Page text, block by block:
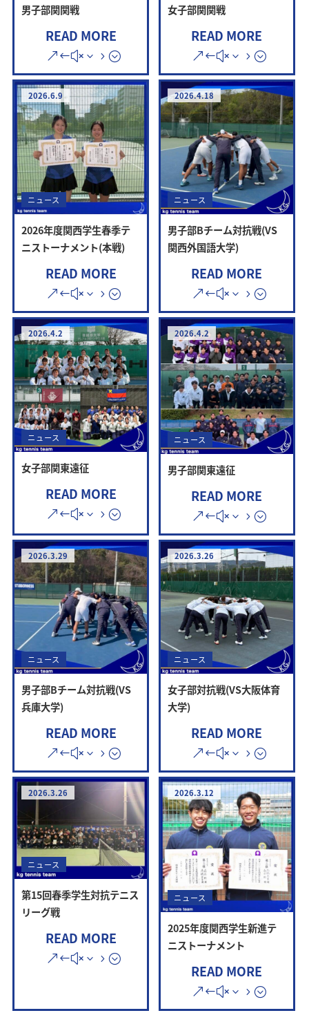
男子部関関戦
READ MORE
女子部関関戦
READ MORE
2026.6.9
ニュース
2026年度関西学生春季テ
ニストーナメント(本戦)
READ MORE
2026.4.18
ニュース
男子部Bチーム対抗戦(VS
関西外国語大学)
READ MORE
2026.4.2
ニュース
女子部関東遠征
READ MORE
2026.4.2
ニュース
男子部関東遠征
READ MORE
2026.3.29
ニュース
男子部Bチーム対抗戦(VS
兵庫大学)
READ MORE
2026.3.26
ニュース
女子部対抗戦(VS大阪体育
大学)
READ MORE
2026.3.26
ニュース
第15回春季学生対抗テニス
リーグ戦
READ MORE
2026.3.12
ニュース
2025年度関西学生新進テ
ニストーナメント
READ MORE